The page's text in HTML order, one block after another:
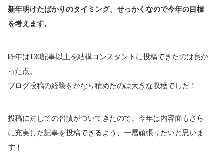
新年明けたばかりのタイミング、せっかくなので今年の目標
を考えます。
昨年は130記事以上を結構コンスタントに投稿できたのは良か
った点。
ブログ投稿の経験をかなり積めたのは大きな収穫でした！
投稿に対しての習慣がついてきたので、今年は内容面もさら
に充実した記事を投稿できるよう、一層頑張りたいと思いま
す！